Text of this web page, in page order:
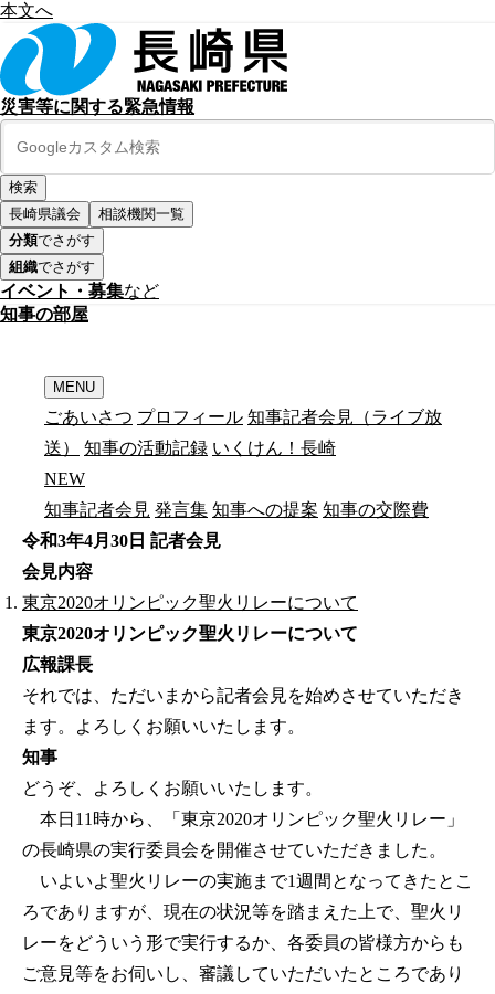
本文へ
災害等に関する緊急情報
長崎県議会
相談機関一覧
分類でさがす
組織でさがす
イベント・募集など
知事の部屋
MENU
ごあいさつ プロフィール 知事記者会見（ライブ放
送）
知事の活動記録 いくけん！長崎
NEW
知事記者会見 発言集 知事への提案 知事の交際費
令和3年4月30日 記者会見
会見内容
東京2020オリンピック聖火リレーについて
東京2020オリンピック聖火リレーについて
広報課長
それでは、ただいまから記者会見を始めさせていただき
ます。よろしくお願いいたします。
知事
どうぞ、よろしくお願いいたします。
本日11時から、「東京2020オリンピック聖火リレー」
の長崎県の実行委員会を開催させていただきました。
いよいよ聖火リレーの実施まで1週間となってきたとこ
ろでありますが、現在の状況等を踏まえた上で、聖火リ
レーをどういう形で実行するか、各委員の皆様方からも
ご意見等をお伺いし、審議していただいたところであり